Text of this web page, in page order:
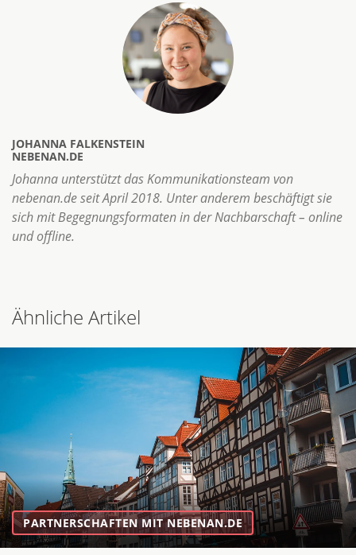
JOHANNA FALKENSTEIN
NEBENAN.DE
Johanna unterstützt das Kommunikationsteam von
nebenan.de seit April 2018. Unter anderem beschäftigt sie
sich mit Begegnungsformaten in der Nachbarschaft – online
und offline.
Ähnliche Artikel
PARTNERSCHAFTEN MIT NEBENAN.DE